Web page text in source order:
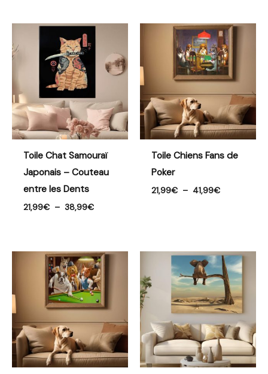
Toile Chat Samouraï
Japonais – Couteau
entre les Dents
21,99€ – 38,99€
Plage
21,99€
Toile Chiens Fans de
Poker
21,99€ – 41,99€
Plage
de
prix :
21,99€
à
41,99€
Plage
de
prix :
23,99€
à
56,99€
Plage
de
prix :
21,99€
à
53,99€